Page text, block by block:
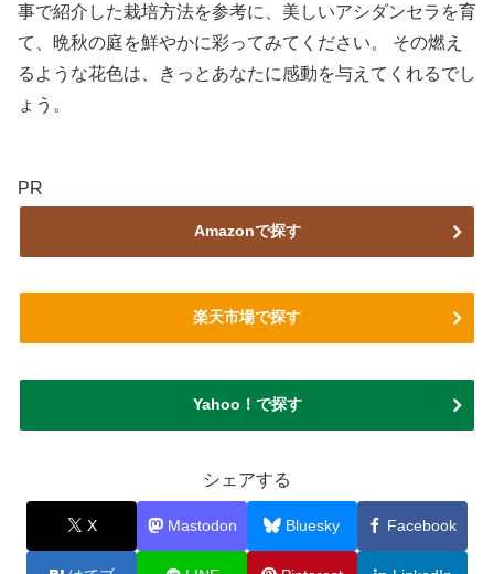
事で紹介した栽培方法を参考に、美しいアシダンセラを育
て、晩秋の庭を鮮やかに彩ってみてください。 その燃え
るような花色は、きっとあなたに感動を与えてくれるでし
ょう。
PR
Amazonで探す
楽天市場で探す
Yahoo！で探す
シェアする
X Mastodon Bluesky Facebook